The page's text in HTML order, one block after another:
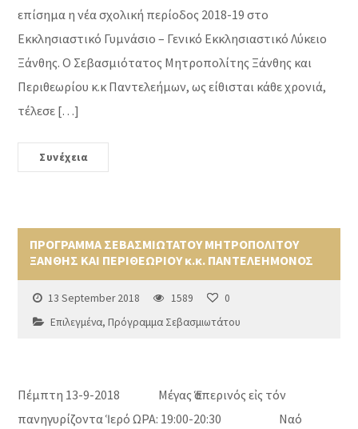
επίσημα η νέα σχολική περίοδος 2018-19 στο
Εκκλησιαστικό Γυμνάσιο – Γενικό Εκκλησιαστικό Λύκειο
Ξάνθης. Ο Σεβασμιότατος Μητροπολίτης Ξάνθης και
Περιθεωρίου κ.κ Παντελεήμων, ως είθισται κάθε χρονιά,
τέλεσε […]
Συνέχεια
ΠΡΟΓΡΑΜΜΑ ΣΕΒΑΣΜΙΩΤΑΤΟΥ ΜΗΤΡΟΠΟΛΙΤΟΥ
ΞΑΝΘΗΣ ΚΑΙ ΠΕΡΙΘΕΩΡΙΟΥ κ.κ. ΠΑΝΤΕΛΕΗΜΟΝΟΣ
13 September 2018 1589
0
Επιλεγμένα,Πρόγραμμα Σεβασμιωτάτου
Πέμπτη 13-9-2018 Μέγας Ἑσπερινός εἰς τόν
πανηγυρίζοντα Ἱερό ΩΡΑ: 19:00-20:30 Ναό